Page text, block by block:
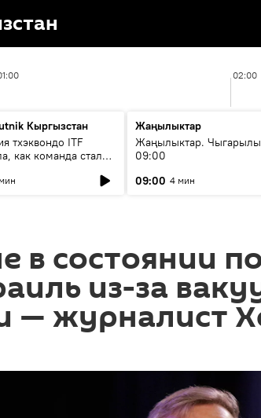
02:00
Кыргызстан
тхэквондо ITF
как команда стала
Жаңылыктар
Жаңылыктар.
09:00
09:00 4 мин
в состоянии
из-за
— журналист